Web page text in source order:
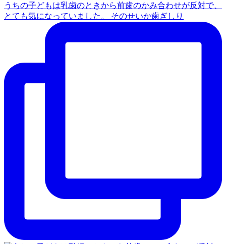
うちの子どもは乳歯のときから前歯のかみ合わせが反対で、
とても気になっていました。 そのせいか歯ぎしり